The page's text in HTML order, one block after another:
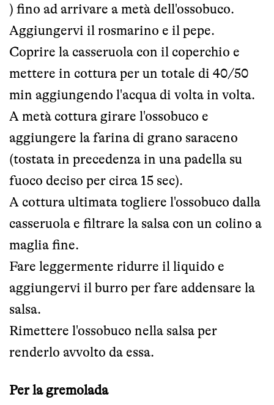
) fino ad arrivare a metà dell'ossobuco.
Aggiungervi il rosmarino e il pepe.
Coprire la casseruola con il coperchio e
mettere in cottura per un totale di 40/50
min aggiungendo l'acqua di volta in volta.
A metà cottura girare l'ossobuco e
aggiungere la farina di grano saraceno
(tostata in precedenza in una padella su
fuoco deciso per circa 15 sec).
A cottura ultimata togliere l'ossobuco dalla
casseruola e filtrare la salsa con un colino a
maglia fine.
Fare leggermente ridurre il liquido e
aggiungervi il burro per fare addensare la
salsa.
Rimettere l'ossobuco nella salsa per
renderlo avvolto da essa.
Per la gremolada